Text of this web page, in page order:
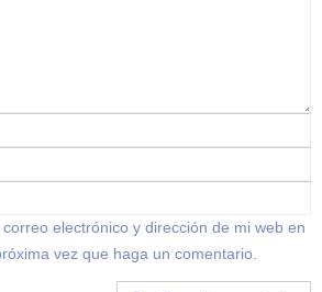
electrónico y dirección de mi web en
vez que haga un comentario.